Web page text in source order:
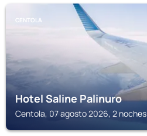
CENTOLA
Hotel Saline Palinuro
Centola, 07 agosto 2026, 2 noches